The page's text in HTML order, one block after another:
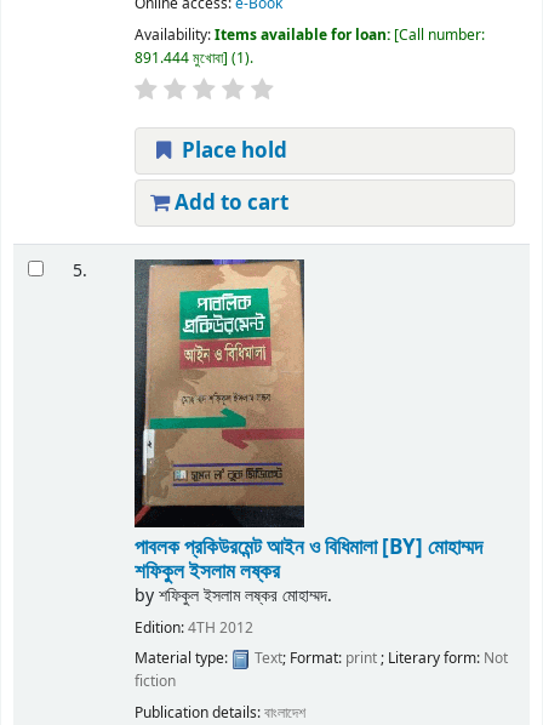
Availability:Items available for loan: Call number:
891.444 মুখোবা (1).
Place hold
Add to cart
5.
পাবলক প্রকিউরমেন্ট আইন ও বিধিমালা[BY] মোহাম্মদ
শফিকুল ইসলাম লষ্কর
byশফিকুল ইসলাম লষ্কর মোহাম্মদ.
Edition:4TH 2012
Material type:
Text; Format: print; Literary form: Not
fiction
Publication details:বাংলাদেশ